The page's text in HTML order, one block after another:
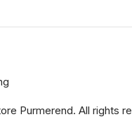
Purmerend. All rights